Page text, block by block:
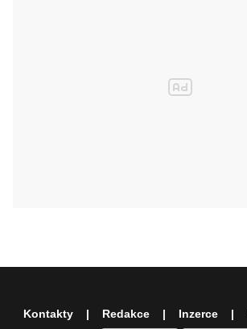
Kontakty Redakce Inzerce